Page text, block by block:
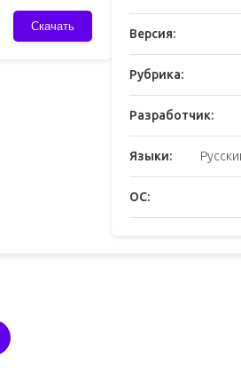
Скачать
Версия:
Рубрика:
Разработчик:
Языки:
ОС: